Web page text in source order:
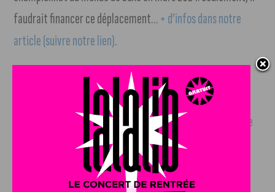
faudrait financer ce déplacement…+ d’infos dans notre
article (suivre notre lien).
Piscine olympique . Fermeture exceptionnelle de la
piscine olympique de Dijon, qui accueillera un meeting
national de natation fin janvier.
+ d’infos dans notre article
(suivre notre lien).
Handball . Ligue Butagaz Énergie, 14ème match de la